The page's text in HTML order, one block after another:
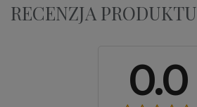
RECENZJA PRODUKTU
0.0